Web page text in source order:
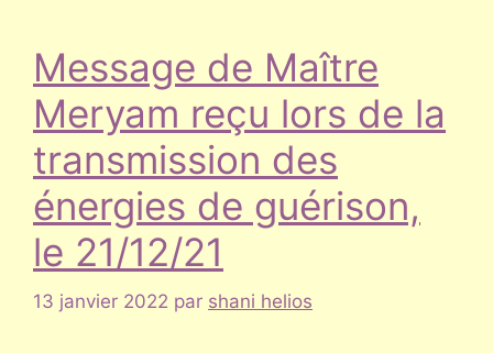
Message de Maître
Meryam reçu lors de la
transmission des
énergies de guérison,
le 21/12/21
13 janvier 2022 par shani helios